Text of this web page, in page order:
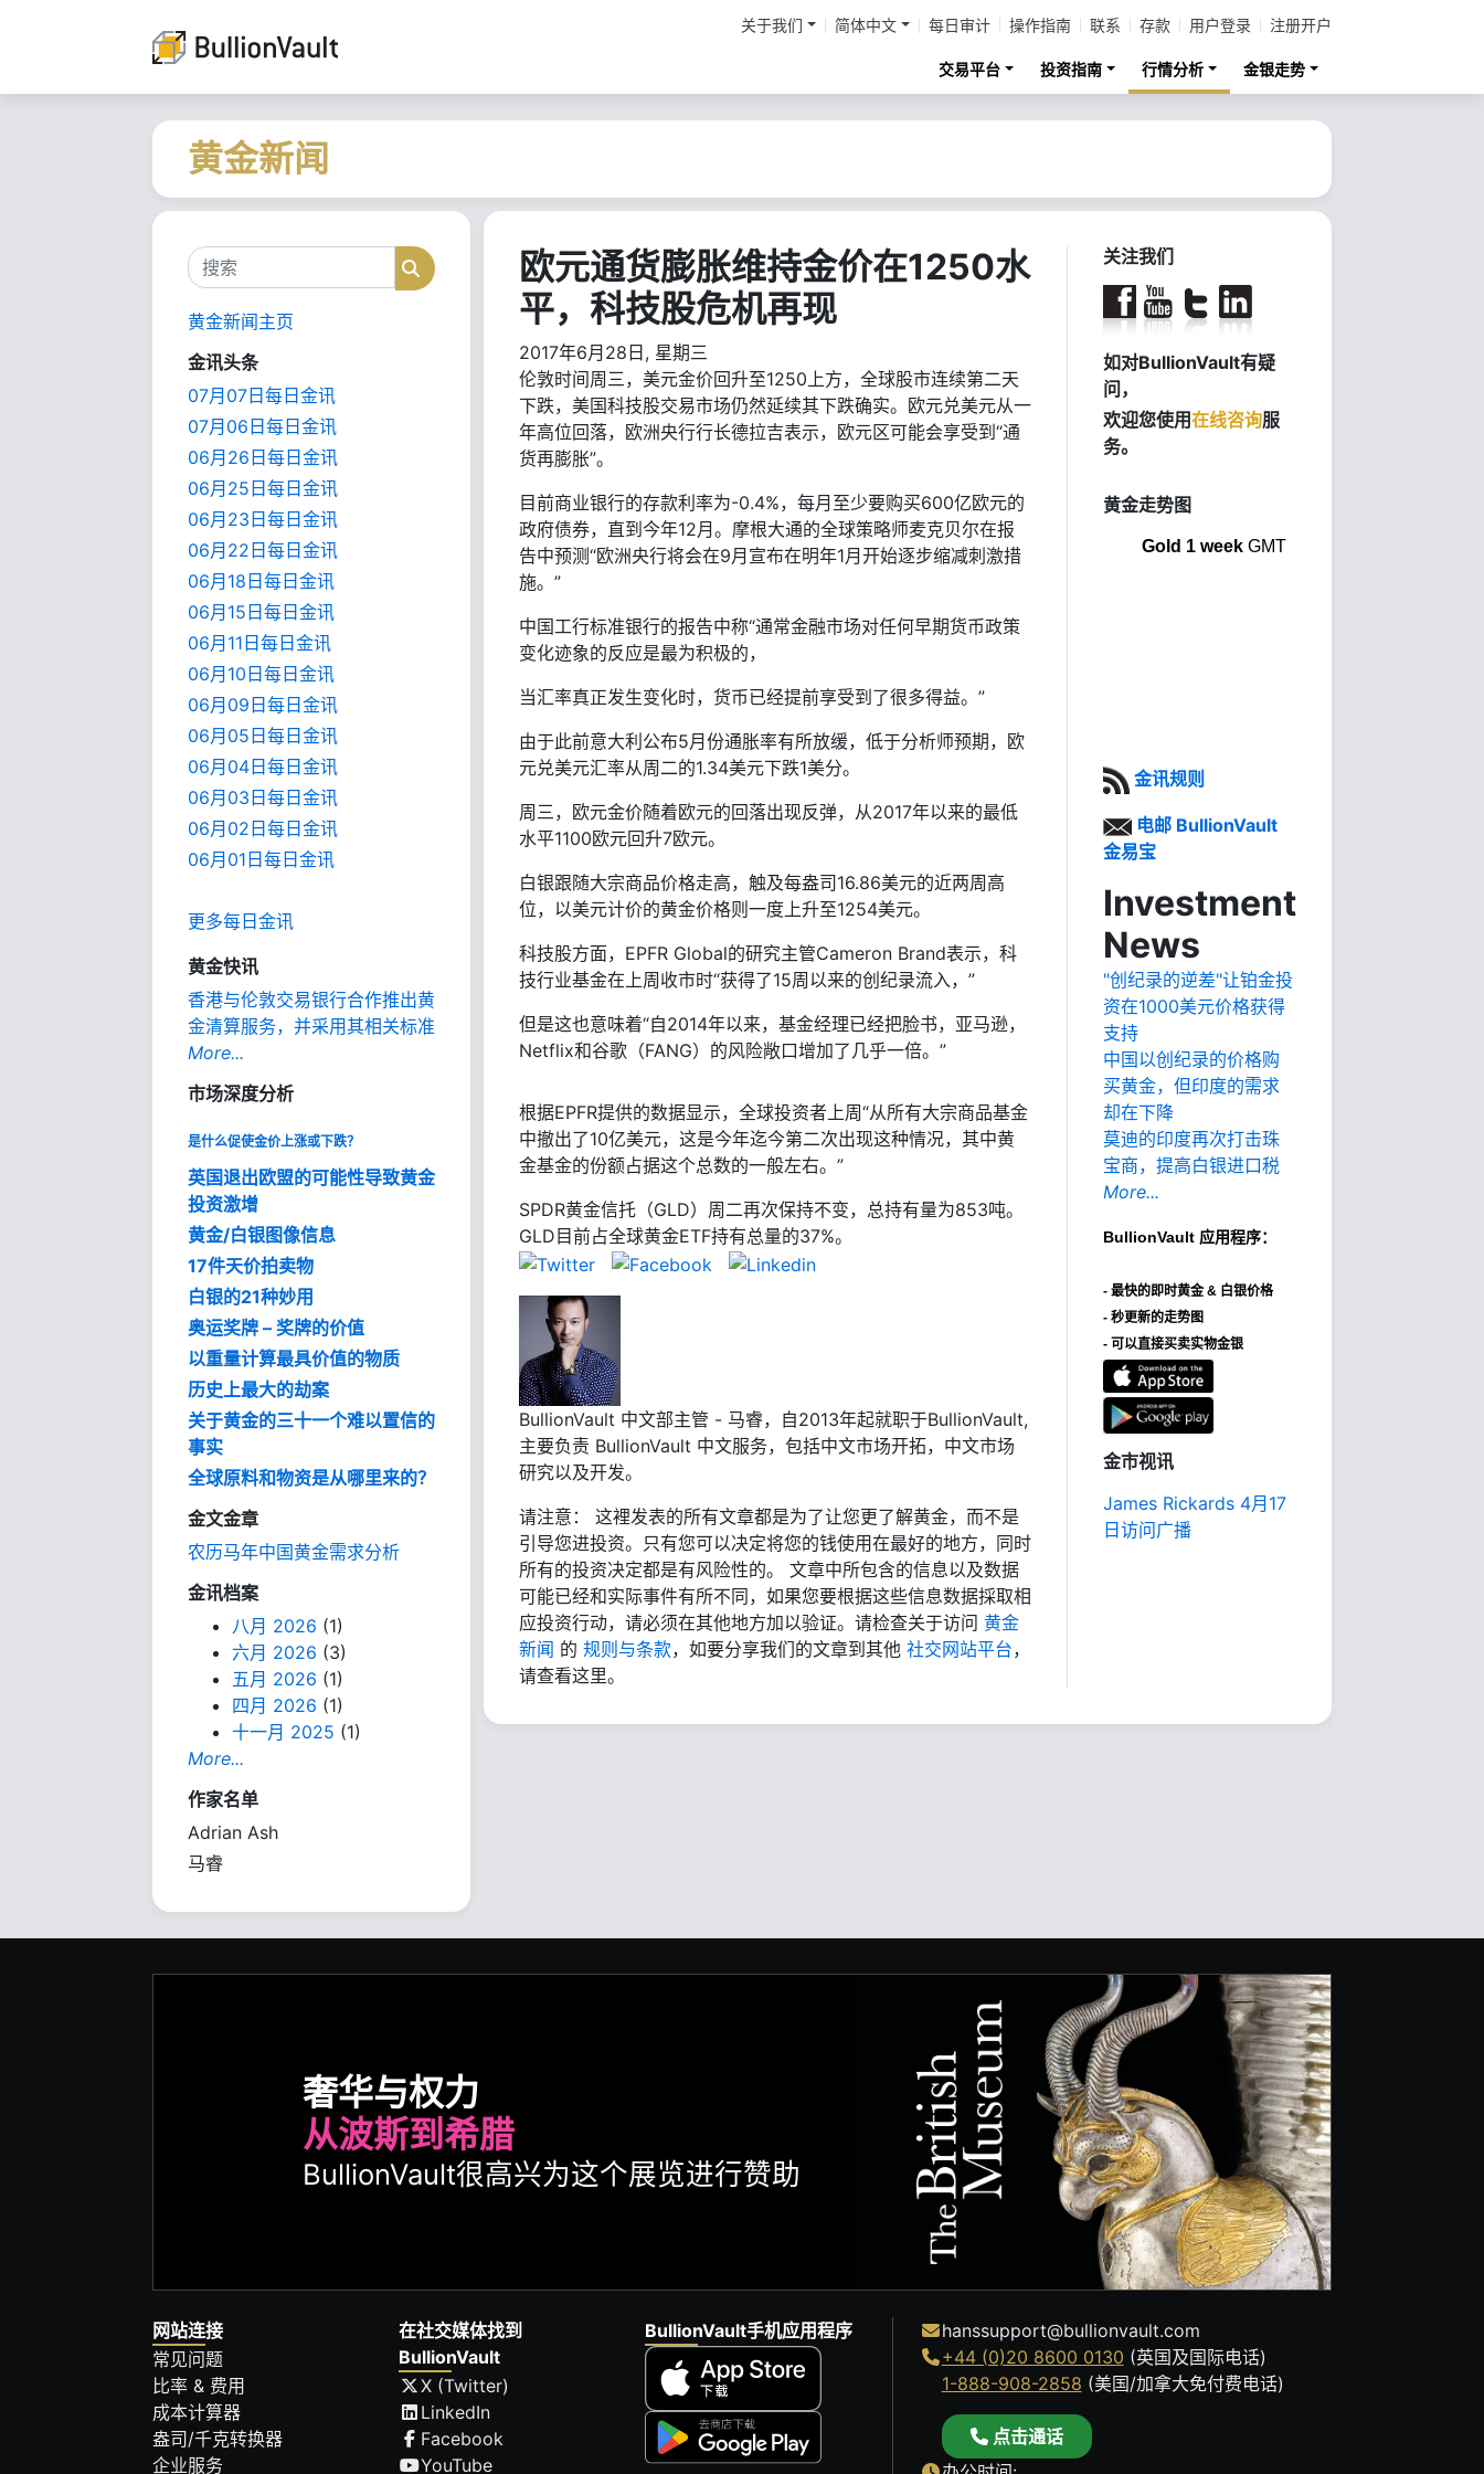
关于我们 简体中文 每日审计 操作指南 联系 存款 用户登录 注册开户
交易平台 投资指南 行情分析 金银走势
黄金新闻
搜索 搜索
黄金新闻主页
金讯头条
07月07日每日金讯
07月06日每日金讯
06月26日每日金讯
06月25日每日金讯
06月23日每日金讯
06月22日每日金讯
06月18日每日金讯
06月15日每日金讯
06月11日每日金讯
06月10日每日金讯
06月09日每日金讯
06月05日每日金讯
06月04日每日金讯
06月03日每日金讯
06月02日每日金讯
06月01日每日金讯
更多每日金讯
黄金快讯
香港与伦敦交易银行合作推出黄
金清算服务，并采用其相关标准
More...
市场深度分析
是什么促使金价上涨或下跌？
英国退出欧盟的可能性导致黄金
投资激增
黄金/白银图像信息
17件天价拍卖物
白银的21种妙用
奥运奖牌 – 奖牌的价值
以重量计算最具价值的物质
历史上最大的劫案
关于黄金的三十一个难以置信的
事实
全球原料和物资是从哪里来的？
金文金章
农历马年中国黄金需求分析
金讯档案
八月 2026 (1)
六月 2026 (3)
五月 2026 (1)
四月 2026 (1)
十一月 2025 (1)
More...
作家名单
Adrian Ash
马睿
欧元通货膨胀维持金价在1250水
平，科技股危机再现
2017年6月28日, 星期三
伦敦时间周三，美元金价回升至1250上方，全球股市连续第二天
下跌，美国科技股交易市场仍然延续其下跌确实。欧元兑美元从一
年高位回落，欧洲央行行长德拉吉表示，欧元区可能会享受到“通
货再膨胀”。
目前商业银行的存款利率为-0.4%，每月至少要购买600亿欧元的
政府债券，直到今年12月。摩根大通的全球策略师麦克贝尔在报
告中预测“欧洲央行将会在9月宣布在明年1月开始逐步缩减刺激措
施。”
中国工行标准银行的报告中称“通常金融市场对任何早期货币政策
变化迹象的反应是最为积极的，
当汇率真正发生变化时，货币已经提前享受到了很多得益。”
由于此前意大利公布5月份通胀率有所放缓，低于分析师预期，欧
元兑美元汇率从周二的1.34美元下跌1美分。
周三，欧元金价随着欧元的回落出现反弹，从2017年以来的最低
水平1100欧元回升7欧元。
白银跟随大宗商品价格走高，触及每盎司16.86美元的近两周高
位，以美元计价的黄金价格则一度上升至1254美元。
科技股方面，EPFR Global的研究主管Cameron Brand表示，科
技行业基金在上周收市时“获得了15周以来的创纪录流入，”
但是这也意味着“自2014年以来，基金经理已经把脸书，亚马逊，
Netflix和谷歌（FANG）的风险敞口增加了几乎一倍。”
根据EPFR提供的数据显示，全球投资者上周“从所有大宗商品基金
中撤出了10亿美元，这是今年迄今第二次出现这种情况，其中黄
金基金的份额占据这个总数的一般左右。”
SPDR黄金信托（GLD）周二再次保持不变，总持有量为853吨。
GLD目前占全球黄金ETF持有总量的37%。
BullionVault 中文部主管 - 马睿，自2013年起就职于BullionVault,
主要负责 BullionVault 中文服务，包括中文市场开拓，中文市场
研究以及开发。
请注意： 这裡发表的所有文章都是为了让您更了解黄金，而不是
引导您进投资。只有您可以决定将您的钱使用在最好的地方，同时
所有的投资决定都是有风险性的。 文章中所包含的信息以及数据
可能已经和实际事件有所不同，如果您要根据这些信息数据採取相
应投资行动，请必须在其他地方加以验证。请检查关于访问 黄金
新闻 的 规则与条款，如要分享我们的文章到其他 社交网站平台，
请查看这里。
关注我们
如对BullionVault有疑
问，
欢迎您使用在线咨询服
务。
黄金走势图
Gold 1 weekGMT
金讯规则
电邮 BullionVault
金易宝
Investment
News
"创纪录的逆差"让铂金投
资在1000美元价格获得
支持
中国以创纪录的价格购
买黄金，但印度的需求
却在下降
莫迪的印度再次打击珠
宝商，提高白银进口税
More...
BullionVault 应用程序：
- 最快的即时黄金 & 白银价格
- 秒更新的走势图
- 可以直接买卖实物金银
金市视讯
James Rickards 4月17
日访问广播
奢华与权力
从波斯到希腊
BullionVault很高兴为这个展览进行赞助
网站连接
常见问题
比率 & 费用
成本计算器
盎司/千克转换器
企业服务
在社交媒体找到
BullionVault
X (Twitter)
LinkedIn
Facebook
YouTube
BullionVault手机应用程序
hanssupport@bullionvault.com
+44 (0)20 8600 0130 (英国及国际电话)
1-888-908-2858 (美国/加拿大免付费电话)
点击通话